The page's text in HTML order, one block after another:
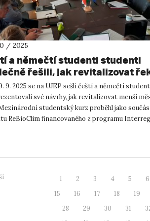
/ 2025
a němečtí studenti studenti
řešili, jak revitalizovat
měst
9. 2025 se na UJEP sešli čeští a němečtí
své návrhy, jak revitalizovat menší
studentský kurz proběhl jako
ReBioClim financovaného z programu Interreg
1 2 3 4 5 6
15
16 17 18 19
28
29 30 31